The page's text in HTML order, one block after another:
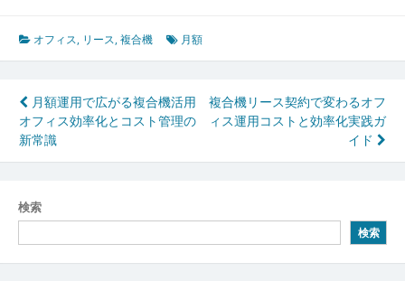
オフィス, リース,複合機 月額
投
稿
ナ
ビ
ゲ
ー
月額運用で広がる複合機活用
オフィス効率化とコスト管理の
新常識
複合機リース契約で変わるオフ
ィス運用コストと効率化実践ガ
イド
検索
検索